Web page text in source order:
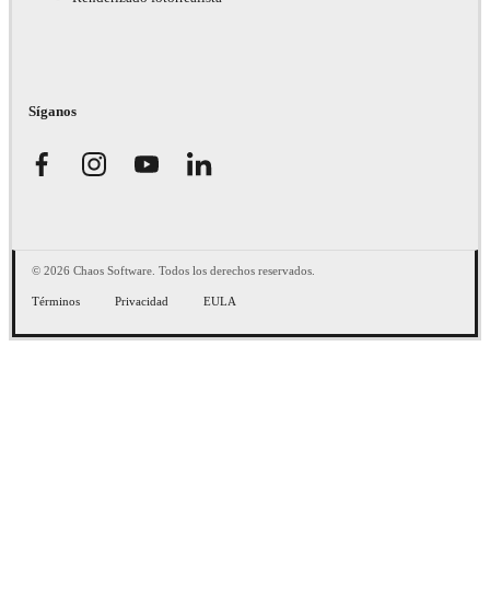
Síganos
© 2026 Chaos Software. Todos los derechos reservados.
Términos Privacidad EULA